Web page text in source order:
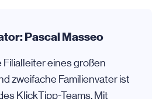
Pascal Masseo
Filialleiter eines großen
zweifache Familienvater ist
KlickTipp-Teams. Mit